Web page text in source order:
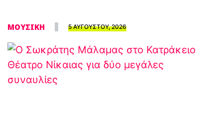
ΜΟΥΣΙΚΗ 5 ΑΥΓΟΥΣΤΟΥ, 2026